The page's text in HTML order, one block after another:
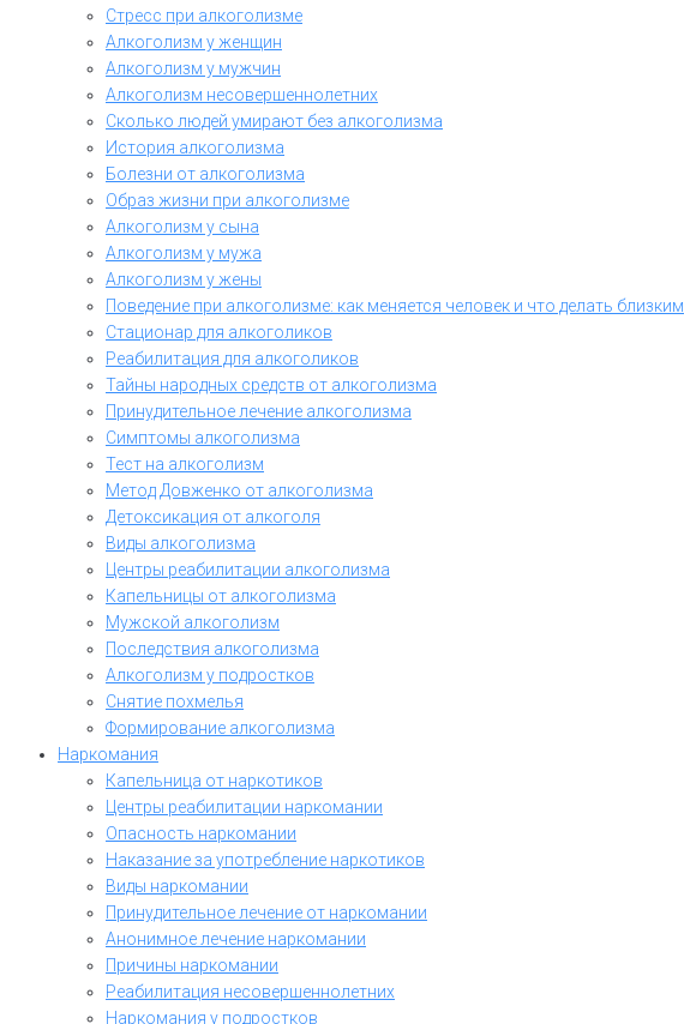
Стресс при алкоголизме
Алкоголизм у женщин
Алкоголизм у мужчин
Алкоголизм несовершеннолетних
Сколько людей умирают без алкоголизма
История алкоголизма
Болезни от алкоголизма
Образ жизни при алкоголизме
Алкоголизм у сына
Алкоголизм у мужа
Алкоголизм у жены
Поведение при алкоголизме: как меняется человек и что делать близким
Стационар для алкоголиков
Реабилитация для алкоголиков
Тайны народных средств от алкоголизма
Принудительное лечение алкоголизма
Симптомы алкоголизма
Тест на алкоголизм
Метод Довженко от алкоголизма
Детоксикация от алкоголя
Виды алкоголизма
Центры реабилитации алкоголизма
Капельницы от алкоголизма
Мужской алкоголизм
Последствия алкоголизма
Алкоголизм у подростков
Снятие похмелья
Формирование алкоголизма
Наркомания
Капельница от наркотиков
Центры реабилитации наркомании
Опасность наркомании
Наказание за употребление наркотиков
Виды наркомании
Принудительное лечение от наркомании
Анонимное лечение наркомании
Причины наркомании
Реабилитация несовершеннолетних
Наркомания у подростков